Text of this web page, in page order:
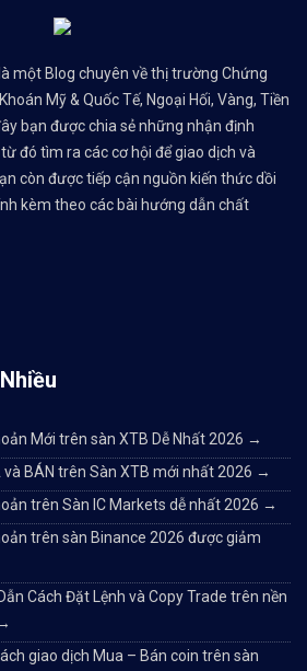
một Blog chuyên về thị trường Chứng
Mỹ & Quốc Tế, Ngoại Hối, Vàng, Tiền
bạn được chia sẻ những nhận định
đó tìm ra các cơ hội để giao dịch và
còn được tiếp cận nguồn kiến thức dồi
kèm theo các bài hướng dẫn chất
Mới trên sàn XTB Dễ Nhất 2026 →
BÁN trên Sàn XTB mới nhất 2026 →
trên Sàn IC Markets dễ nhất 2026 →
trên sàn Binance 2026 được giảm
Cách Đặt Lệnh và Copy Trade trên nền
giao dịch Mua – Bán coin trên sàn